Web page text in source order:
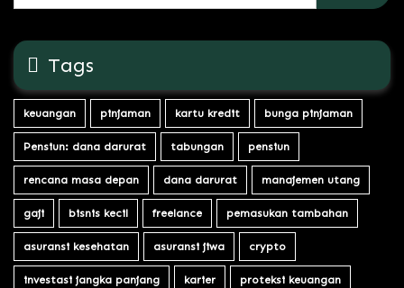
Tags
keuangan pinjaman kartu kredit bunga pinjaman
Pensiun: dana darurat tabungan pensiun
rencana masa depan dana darurat manajemen utang
gaji bisnis kecil freelance pemasukan tambahan
asuransi kesehatan asuransi jiwa crypto
investasi jangka panjang karier proteksi keuangan